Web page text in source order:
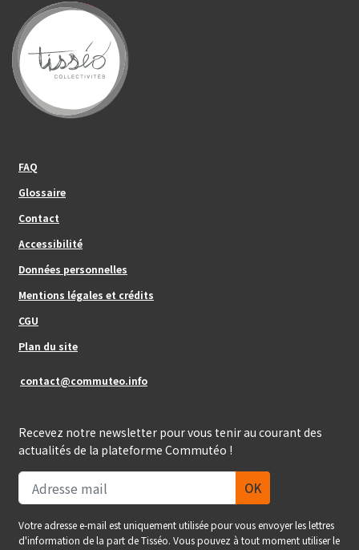
FAQ
Glossaire
Contact
Footer_center
Accessibilité
Données personnelles
Mentions légales et crédits
CGU
Plan du site
contact@commuteo.info
Recevez notre newsletter pour vous tenir au courant des
actualités de la plateforme Commutéo !
Votre adresse e-mail est uniquement utilisée pour vous envoyer les lettres
d'information de la part de Tisséo. Vous pouvez à tout moment utiliser le